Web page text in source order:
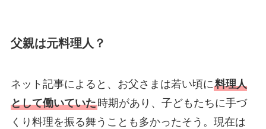
父親は元料理人？
ネット記事によると、お父さまは若い頃に料理人
として働いていた時期があり、子どもたちに手づ
くり料理を振る舞うことも多かったそう。現在は